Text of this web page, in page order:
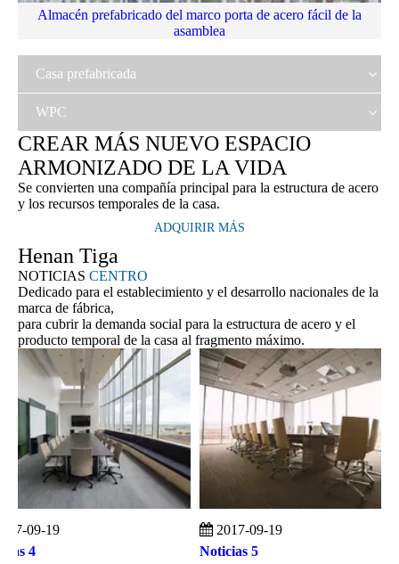
Almacén prefabricado del marco porta de acero fácil de la
asamblea
Casa prefabricada
WPC
CREAR MÁS NUEVO ESPACIO
ARMONIZADO DE LA VIDA
Se convierten una compañía principal para la estructura de acero
y los recursos temporales de la casa.
ADQUIRIR MÁS
Henan Tiga
NOTICIAS CENTRO
Dedicado para el establecimiento y el desarrollo nacionales de la
marca de fábrica,
para cubrir la demanda social para la estructura de acero y el
producto temporal de la casa al fragmento máximo.
09-19
4
2017-09-19
Noticias 5